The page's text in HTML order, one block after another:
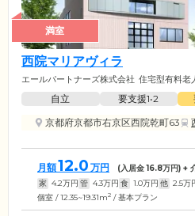
満室
西院マリアヴィラ
エールパートナーズ株式会社 住宅型有料老
自立 要支援1•2
京都府京都市右京区西院乾町63
月額12.0 万円 (入居金16.8万円) +
家 4.2万円 管 4.3万円 食 1.0万円 他 2.5万
個室 / 12.35~19.31m2 / 基本プラン